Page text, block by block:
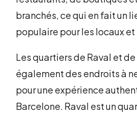
branchés, ce qui en fait un
populaire pour les locaux
Les quartiers de Raval et de
également des endroits à
pour une expérience
Barcelone. Raval est un